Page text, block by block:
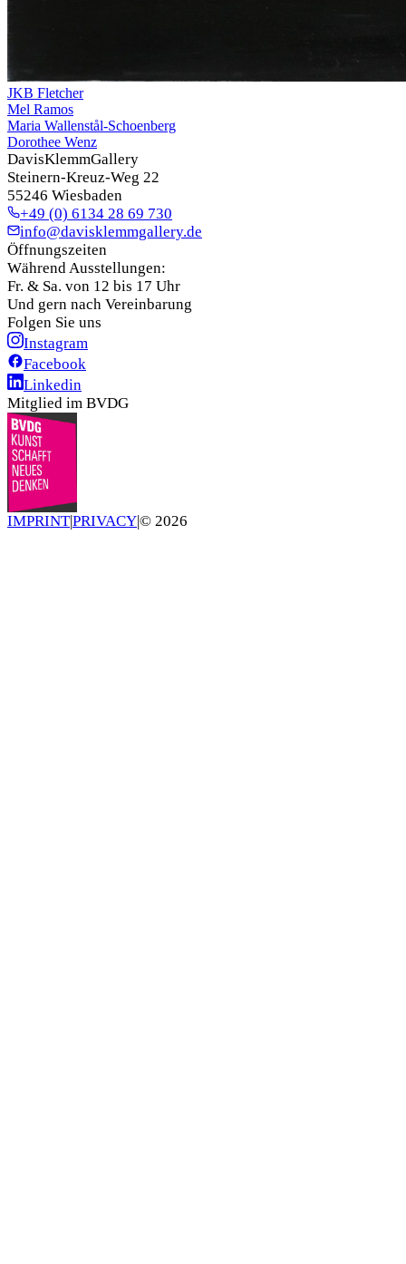
JKB Fletcher
Mel Ramos
Maria Wallenstål-Schoenberg
Dorothee Wenz
DavisKlemmGallery
Steinern-Kreuz-Weg 22
55246 Wiesbaden
+49 (0) 6134 28 69 730
info@davisklemmgallery.de
Öffnungszeiten
Während Ausstellungen:
Fr. & Sa. von 12 bis 17 Uhr
Und gern nach Vereinbarung
Folgen Sie uns
Instagram
Facebook
Linkedin
Mitglied im BVDG
IMPRINT|PRIVACY|© 2026